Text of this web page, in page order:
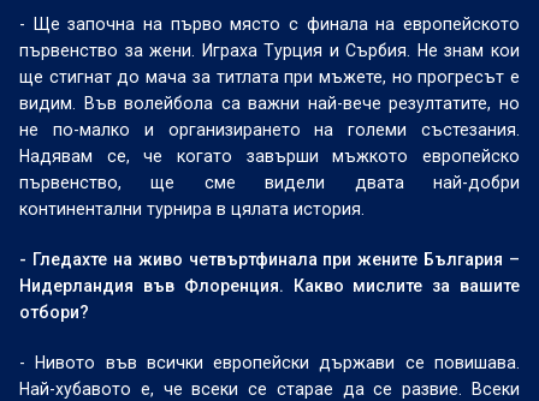
- Ще започна на първо място с финала на европейското
първенство за жени. Играха Турция и Сърбия. Не знам кои
ще стигнат до мача за титлата при мъжете, но прогресът е
видим. Във волейбола са важни най-вече резултатите, но
не по-малко и организирането на големи състезания.
Надявам се, че когато завърши мъжкото европейско
първенство, ще сме видели двата най-добри
континентални турнира в цялата история.
- Гледахте на живо четвъртфинала при жените България –
Нидерландия във Флоренция. Какво мислите за вашите
отбори?
- Нивото във всички европейски държави се повишава.
Най-хубавото е, че всеки се старае да се развие. Всеки